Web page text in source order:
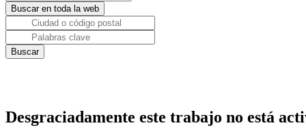
Desgraciadamente este trabajo no está